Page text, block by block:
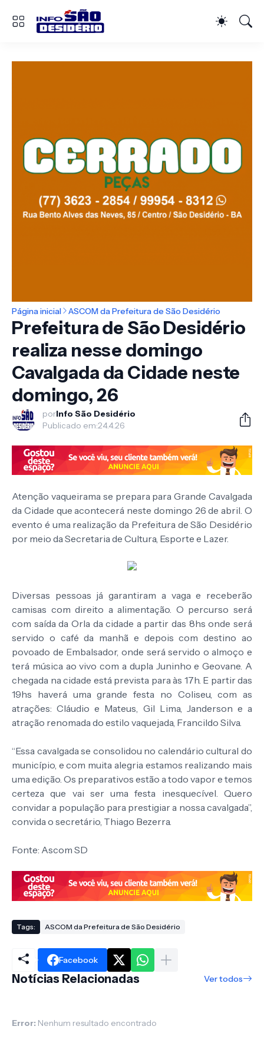
Página inicial ASCOM da Prefeitura de São Desidério
Prefeitura de São Desidério
realiza nesse domingo
Cavalgada da Cidade neste
domingo, 26
porInfo São Desidério
Publicado em:24.4.26
Atenção vaqueirama se prepara para Grande Cavalgada
da Cidade que acontecerá neste domingo 26 de abril. O
evento é uma realização da Prefeitura de São Desidério
por meio da Secretaria de Cultura, Esporte e Lazer.
Diversas pessoas já garantiram a vaga e receberão
camisas com direito a alimentação. O percurso será
com saída da Orla da cidade a partir das 8hs onde será
servido o café da manhã e depois com destino ao
povoado de Embalsador, onde será servido o almoço e
terá música ao vivo com a dupla Juninho e Geovane. A
chegada na cidade está prevista para às 17h. E partir das
19hs haverá uma grande festa no Coliseu, com as
atrações: Cláudio e Mateus, Gil Lima, Janderson e a
atração renomada do estilo vaquejada, Francildo Silva.
“Essa cavalgada se consolidou no calendário cultural do
município, e com muita alegria estamos realizando mais
uma edição. Os preparativos estão a todo vapor e temos
certeza que vai ser uma festa inesquecível. Quero
convidar a população para prestigiar a nossa cavalgada”,
convida o secretário, Thiago Bezerra.
Fonte: Ascom SD
Tags: ASCOM da Prefeitura de São Desidério
Facebook
Notícias Relacionadas Ver todos
Error: Nenhum resultado encontrado